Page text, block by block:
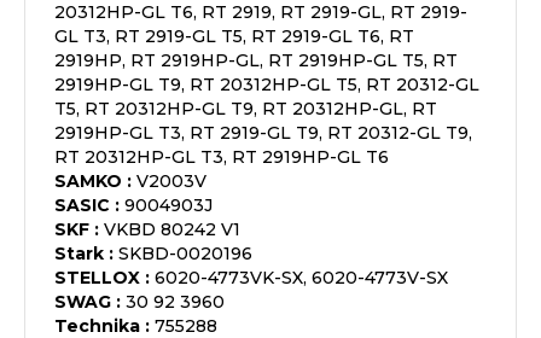
20312HP-GL T6, RT 2919, RT 2919-GL, RT 2919-
GL T3, RT 2919-GL T5, RT 2919-GL T6, RT
2919HP, RT 2919HP-GL, RT 2919HP-GL T5, RT
2919HP-GL T9, RT 20312HP-GL T5, RT 20312-GL
T5, RT 20312HP-GL T9, RT 20312HP-GL, RT
2919HP-GL T3, RT 2919-GL T9, RT 20312-GL T9,
RT 20312HP-GL T3, RT 2919HP-GL T6
SAMKO : V2003V
SASIC : 9004903J
SKF : VKBD 80242 V1
Stark : SKBD-0020196
STELLOX : 6020-4773VK-SX, 6020-4773V-SX
SWAG : 30 92 3960
Technika : 755288